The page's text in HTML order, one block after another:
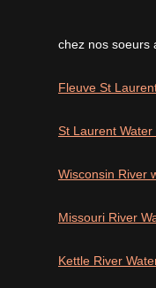
chez nos soeurs
Fleuve St
St Laurent Water
Wisconsin River
Missouri River
Kettle River